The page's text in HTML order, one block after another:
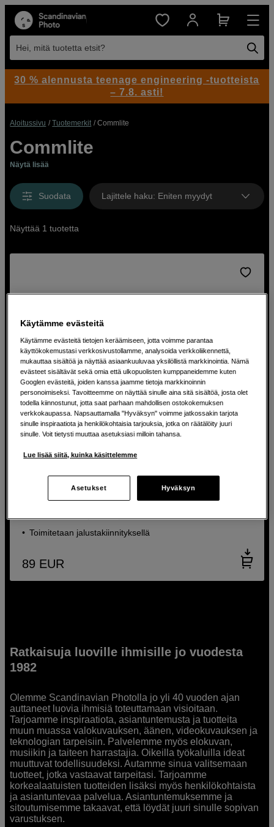
Hei, mitä tuotetta etsit?
Aloitussivu Tuotemerkit Commlite
Commlite
Näytä lisää
Suodata Lajittele haku: Eniten myydyt
Näyttää 1 tuotetta
Commlite Lens Mount Adapter AF from EF/EF-S to EOS
Toimitetaan jalustakiinnityksellä
89 EUR
Ratkaisuja luoville ihmisille jo vuodesta
1982
Olemme Scandinavian Photolla jo yli 40 vuoden ajan
auttaneet luovia ihmisiä toteuttamaan visioitaan.
Tarjoamme inspiraatiota, asiantuntemusta ja tuotteita
muun muassa valokuvauksen, äänen, videokuvauksen ja
teknologian tarpeisiin. Palvelemme myös elokuvan,
musiikin ja taiteen harrastajia. Oikeilla työkaluilla ideat
muuttuvat todellisuudeksi. Autamme sinua valitsemaan
tuotteet, jotka vastaavat tarpeitasi. Tarjoamme
korkealaatuisten tuotteiden lisäksi myös henkilökohtaista
ja asiantuntevaa palvelua. Asiantuntemuksemme ja
sitoutumisemme takaavat, että löydät juuri sinulle sopivan
varustuksen.
30 % alennusta teenage engineering -tuotteista
– 7.8. asti!
Käytämme evästeitä
Käytämme evästeitä tietojen keräämiseen, jotta voimme parantaa
käyttökokemustasi verkkosivustollamme, analysoida verkkoliikennettä,
mukauttaa sisältöä ja näyttää asiaankuuluvaa yksilöllistä markkinointia. Nämä
evästeet sisältävät sekä omia että ulkopuolisten kumppaneidemme kuten
Googlen evästeitä, joiden kanssa jaamme tietoja markkinoinnin
personoimiseksi. Tavoitteemme on näyttää sinulle aina sitä sisältöä, josta olet
todella kiinnostunut, jotta saat parhaan mahdollisen ostokokemuksen
verkkokaupassa. Napsauttamalla "Hyväksyn" voimme jatkossakin tarjota
sinulle inspiraatiota ja henkilökohtaisia tarjouksia, jotka on räätälöity juuri
sinulle. Voit tietysti muuttaa asetuksiasi milloin tahansa.
Lue lisää siitä, kuinka käsittelemme
Asetukset Hyväksyn